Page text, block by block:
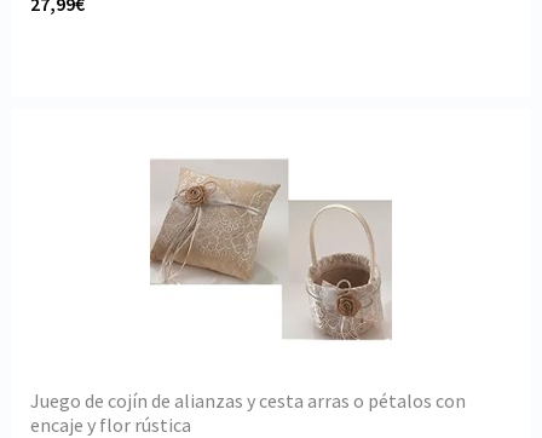
Juego de cojín de alianzas y cesta arras o pétalos con
encaje y flor rústica